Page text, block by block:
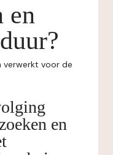
en
verwerkt voor de
en